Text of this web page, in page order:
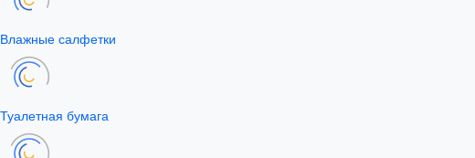
Влажные салфетки
Туалетная бумага